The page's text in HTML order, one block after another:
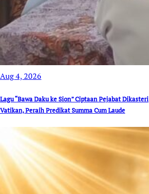
Aug 4, 2026
Lagu “Bawa Daku ke Sion” Ciptaan Pejabat Dikasteri
Vatikan, Peraih Predikat Summa Cum Laude